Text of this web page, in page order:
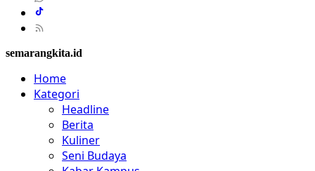
semarangkita.id
Home
Kategori
Headline
Berita
Kuliner
Seni Budaya